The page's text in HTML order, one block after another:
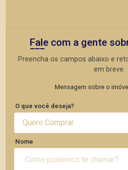
Fale com a gente
Preencha os campos abaixo e
em breve.
Mensagem sobre o imóvel
O que você deseja?
Quero Comprar
Nome